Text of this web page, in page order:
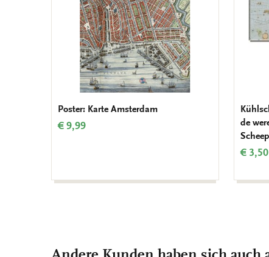
Poster: Karte Amsterdam
€ 9,99
de
€ 3,50